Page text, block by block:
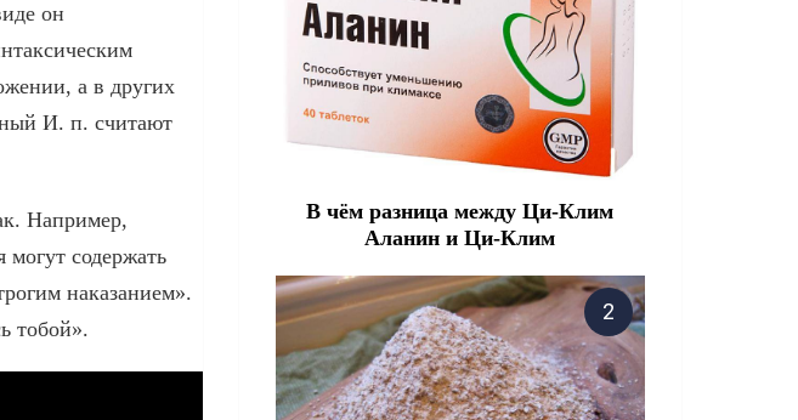
он
а в других
И. п. считают
Например,
содержать
наказанием».
тобой».
В чём разница между Ци-Клим
Аланин и Ци-Клим